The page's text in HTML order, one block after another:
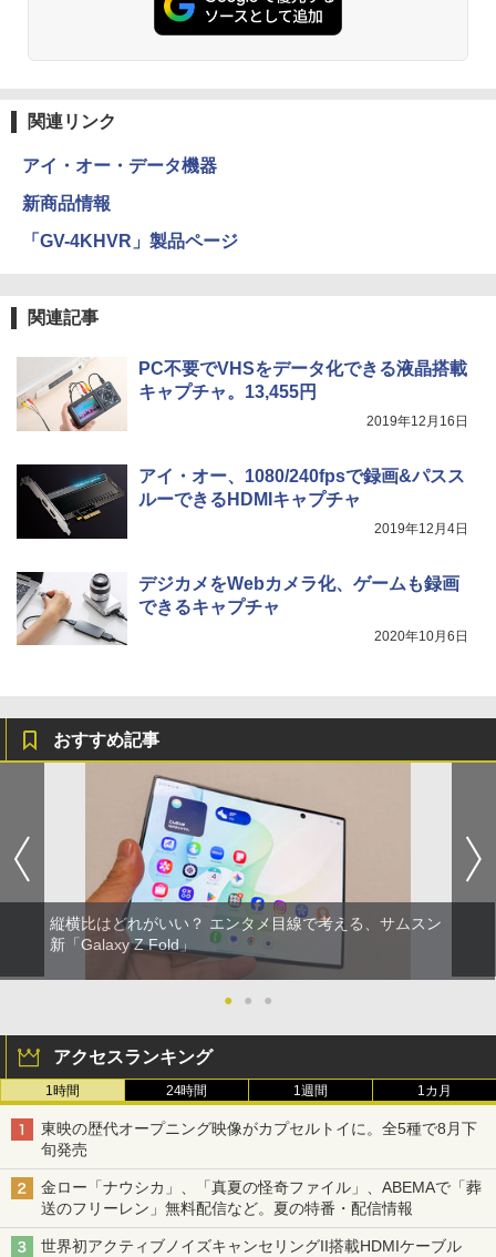
関連リンク
アイ・オー・データ機器
新商品情報
「GV-4KHVR」製品ページ
関連記事
PC不要でVHSをデータ化できる液晶搭載
キャプチャ。13,455円
2019年12月16日
アイ・オー、1080/240fpsで録画&パスス
ルーできるHDMIキャプチャ
2019年12月4日
デジカメをWebカメラ化、ゲームも録画
できるキャプチャ
2020年10月6日
おすすめ記事
縦横比はどれがいい？ エンタメ目線で考える、サムスン
新「Galaxy Z Fold」
● ● ●
アクセスランキング
1時間 24時間 1週間 1カ月
東映の歴代オープニング映像がカプセルトイに。全5種で8月下
旬発売
金ロー「ナウシカ」、「真夏の怪奇ファイル」、ABEMAで「葬
送のフリーレン」無料配信など。夏の特番・配信情報
世界初アクティブノイズキャンセリングII搭載HDMIケーブル